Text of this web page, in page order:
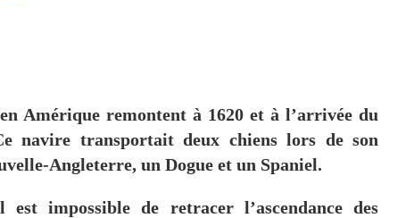
Amérique remontent à 1620 et à l’arrivée du
navire transportait deux chiens lors de son
Angleterre, un Dogue et un Spaniel.
est impossible de retracer l’ascendance des